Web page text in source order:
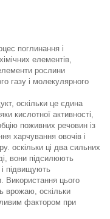
поглинання і
елементів,
рослини
газу і молекулярного
оскільки це єдина
кислотної активності,
поживних речовин із
харчування овочів і
оскільки ці два сильних
вони підсилюють
підвищують
Використання цього
врожаю, оскільки
фактором при